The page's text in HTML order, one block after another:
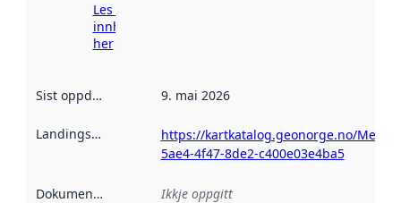
Les meir om
innhenting
her
Sist oppdatert 9. mai 2026
Landingsside
https://kartkatalog.geonorge.no/
5ae4-4f47-8de2-c400e03e4ba5
Dokumentasjon Ikkje oppgitt